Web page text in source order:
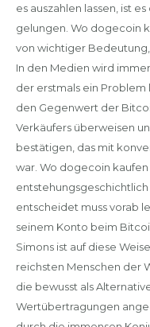
es auszahlen lassen, ist
gelungen. Wo dogecoin
von wichtiger
In den Medien wird
der erstmals ein Problem
den Gegenwert der
Verkäufers überweisen
bestätigen, das mit
war. Wo dogecoin
entscheidet muss vorab
seinem Konto beim
Simons ist auf diese
reichsten Menschen der
die bewusst als
Wertübertragungen